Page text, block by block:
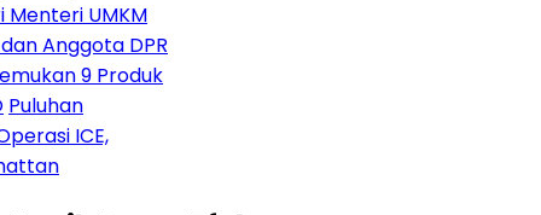
UMKM
Anggota DPR
9 Produk
Puluhan
ICE,